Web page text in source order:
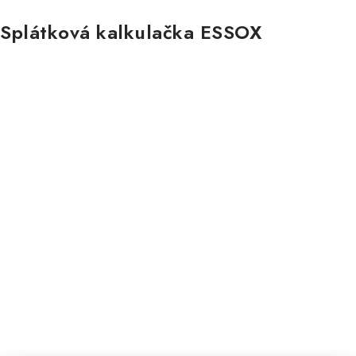
Splátková kalkulačka ESSOX